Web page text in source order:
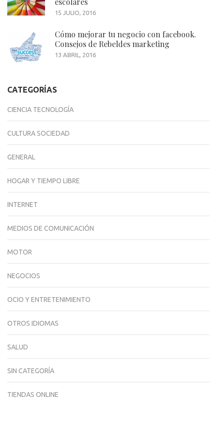
15 JULIO, 2016
Cómo mejorar tu negocio con facebook.
Consejos de Rebeldes marketing
13 ABRIL, 2016
CATEGORÍAS
CIENCIA TECNOLOGÍA
CULTURA SOCIEDAD
GENERAL
HOGAR Y TIEMPO LIBRE
INTERNET
MEDIOS DE COMUNICACIÓN
MOTOR
NEGOCIOS
OCIO Y ENTRETENIMIENTO
OTROS IDIOMAS
SALUD
SIN CATEGORÍA
TIENDAS ONLINE